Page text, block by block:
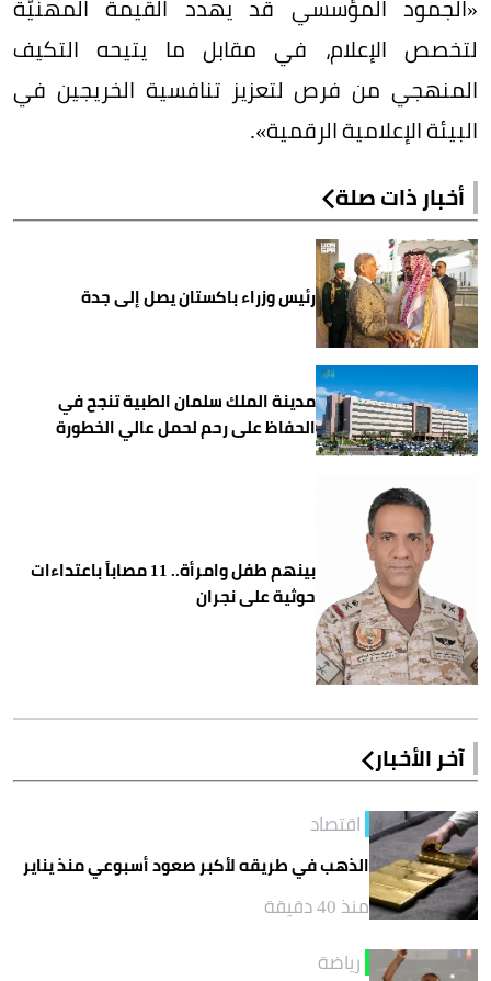
«الجمود المؤسسي قد يهدد القيمة المهنيّة
لتخصص الإعلام، في مقابل ما يتيحه التكيف
المنهجي من فرص لتعزيز تنافسية الخريجين في
البيئة الإعلامية الرقمية».
أخبار ذات صلة
رئيس وزراء باكستان يصل إلى جدة
مدينة الملك سلمان الطبية تنجح في
الحفاظ على رحم لحمل عالي الخطورة
بينهم طفل وامرأة.. 11 مصاباً باعتداءات
حوثية على نجران
آخر الأخبار
اقتصاد
الذهب في طريقه لأكبر صعود أسبوعي منذ يناير
منذ 40 دقيقة
رياضة